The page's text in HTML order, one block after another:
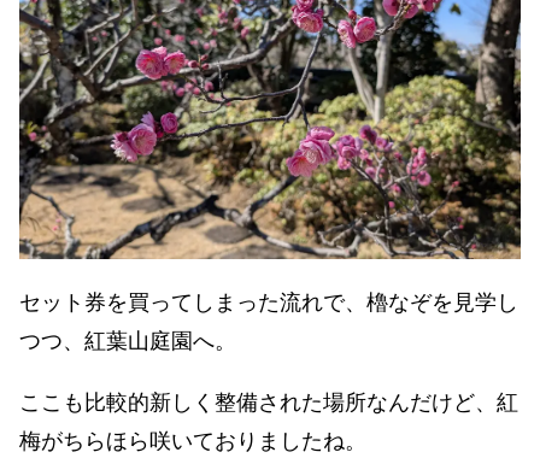
セット券を買ってしまった流れで、櫓なぞを見学し
つつ、紅葉山庭園へ。
ここも比較的新しく整備された場所なんだけど、紅
梅がちらほら咲いておりましたね。